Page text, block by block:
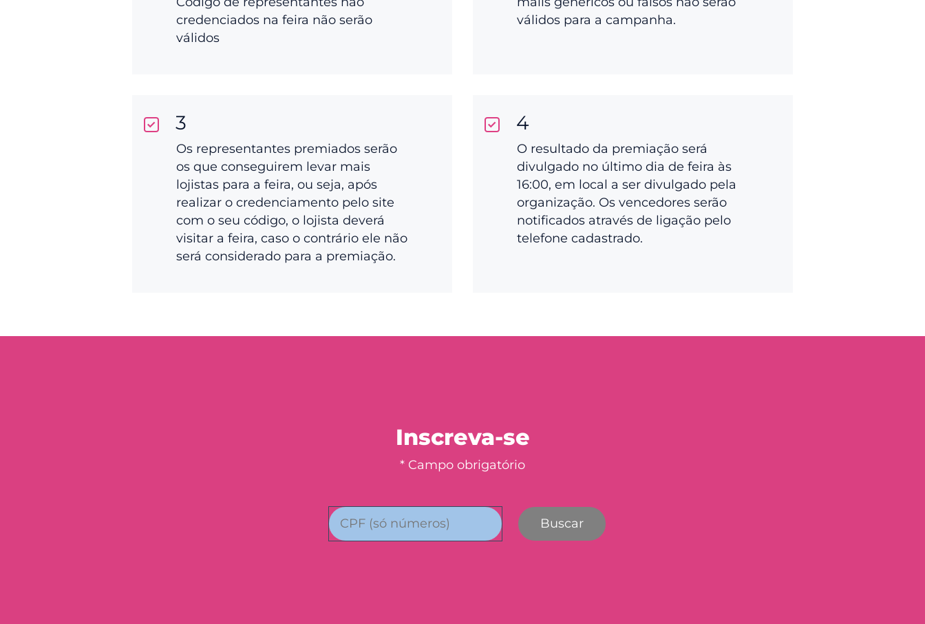
credenciados na feira não serão
válidos
válidos para a campanha.
3
Os representantes premiados serão
os que conseguirem levar mais
lojistas para a feira, ou seja, após
realizar o credenciamento pelo site
com o seu código, o lojista deverá
visitar a feira, caso o contrário ele não
será considerado para a premiação.
4
O resultado da premiação será
divulgado no último dia de feira às
16:00, em local a ser divulgado pela
organização. Os vencedores serão
notificados através de ligação pelo
telefone cadastrado.
Inscreva-se
* Campo obrigatório
Buscar